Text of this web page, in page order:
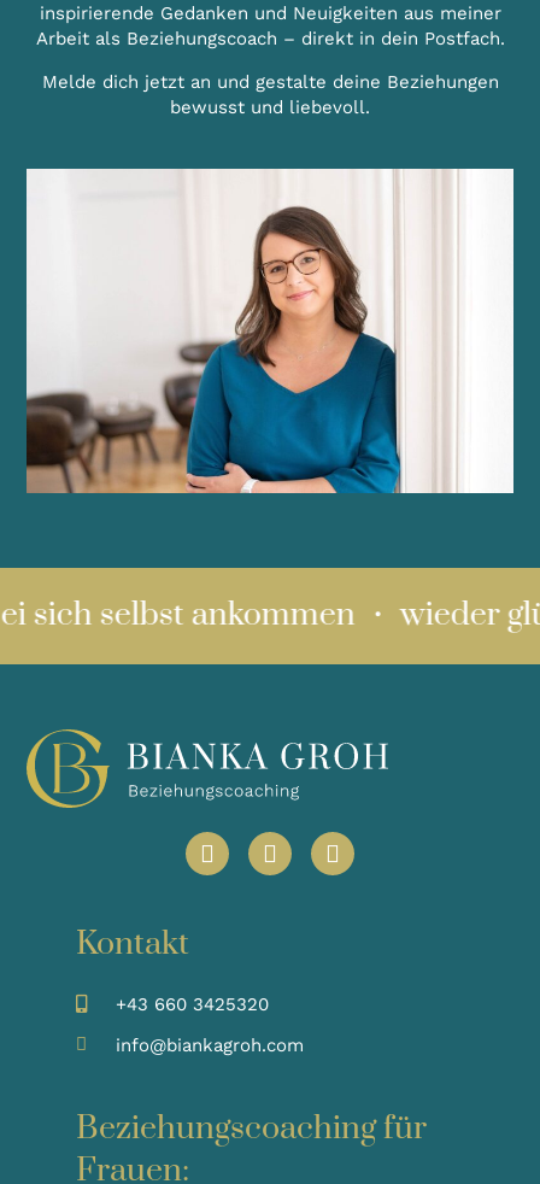
inspirierende Gedanken und Neuigkeiten aus meiner
Arbeit als Beziehungscoach – direkt in dein Postfach.
Melde dich jetzt an und gestalte deine Beziehungen
bewusst und liebevoll.
sich selbst ankommen ・ wieder
Kontakt
+43 660 3425320
info@biankagroh.com
Beziehungscoaching für
Frauen: